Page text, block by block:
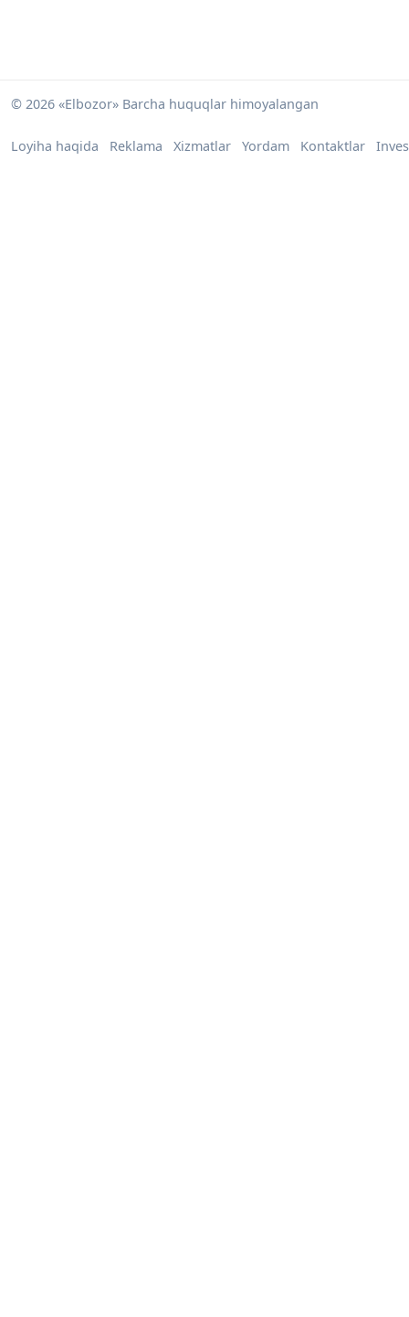
© 2026 «Elbozor» Barcha huquqlar himoyalangan
Loyiha haqida Reklama Xizmatlar Yordam Kontaktlar